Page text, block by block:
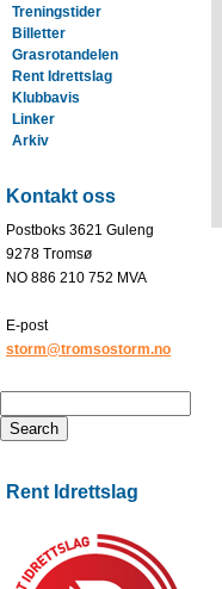
Treningstider
Billetter
Grasrotandelen
Rent Idrettslag
Klubbavis
Linker
Arkiv
Kontakt oss
Postboks 3621 Guleng
9278 Tromsø
NO 886 210 752 MVA
E-post
storm@tromsostorm.no
Rent Idrettslag